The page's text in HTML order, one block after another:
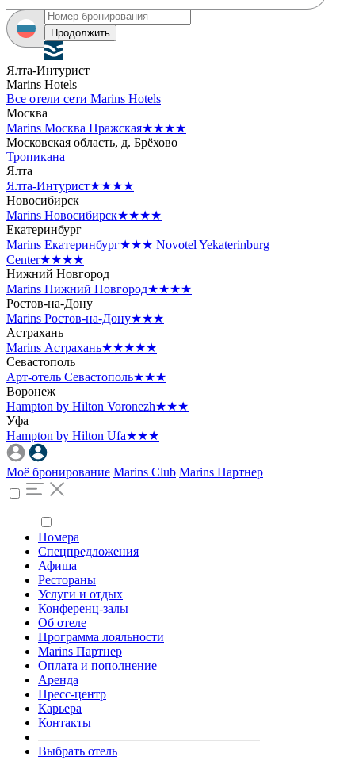
Продолжить
Ялта-Интурист
Marins Hotels
Все отели сети Marins Hotels
Москва
Marins Москва Пражская★★★★
Московская область, д. Брёхово
Тропикана
Ялта
Ялта-Интурист★★★★
Новосибирск
Marins Новосибирск★★★★
Екатеринбург
Marins Екатеринбург★★★ Novotel Yekaterinburg
Center★★★★
Нижний Новгород
Marins Нижний Новгород★★★★
Ростов-на-Дону
Marins Ростов-на-Дону★★★
Астрахань
Marins Астрахань★★★★★
Севастополь
Арт-отель Севастополь★★★
Воронеж
Hampton by Hilton Voronezh★★★
Уфа
Hampton by Hilton Ufa★★★
Моё бронирование Marins Club Marins Партнер
Номера
Спецпредложения
Афиша
Рестораны
Услуги и отдых
Конференц-залы
Об отеле
Программа лояльности
Marins Партнер
Оплата и пополнение
Аренда
Пресс-центр
Карьера
Контакты
Выбрать отель